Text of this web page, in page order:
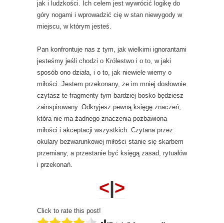
jak i ludzkości. Ich celem jest wywrócić logikę do
góry nogami i wprowadzić cię w stan niewygody w
miejscu, w którym jesteś.
Pan konfrontuje nas z tym, jak wielkimi ignorantami
jesteśmy jeśli chodzi o Królestwo i o to, w jaki
sposób ono działa, i o to, jak niewiele wiemy o
miłości. Jestem przekonany, że im mniej dosłownie
czytasz te fragmenty tym bardziej bosko będziesz
zainspirowany. Odkryjesz pewną księgę znaczeń,
która nie ma żadnego znaczenia pozbawiona
miłości i akceptacji wszystkich. Czytana przez
okulary bezwarunkowej miłości stanie się skarbem
przemiany, a przestanie być księgą zasad, rytuałów
i przekonań.
<|>
Click to rate this post!